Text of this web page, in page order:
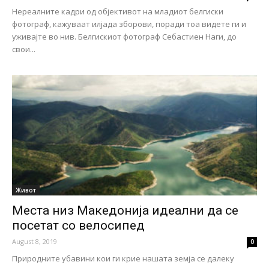
Нереалните кадри од објективот на младиот белгиски
фотограф, кажуваат илјада зборови, поради тоа видете ги и
уживајте во нив. Белгискиот фотограф Себастиен Наги, до
свои...
Живот
Места низ Македонија идеални да се
посетат со велосипед
August 8, 2019 0
Природните убавини кои ги крие нашата земја се далеку